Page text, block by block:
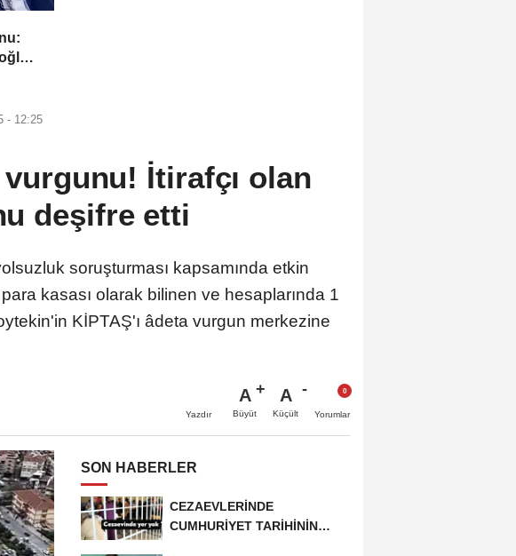
- 12:25
vurgunu! İtirafçı olan
deşifre etti
soruşturması kapsamında etkin
kasası olarak bilinen ve hesaplarında 1
KİPTAŞ'ı âdeta vurgun merkezine
Yazdır
A
Büyüt
A
Küçült Yorumlar
SON HABERLER
CEZAEVLERİNDE
CUMHURİYET TARİHİNİN